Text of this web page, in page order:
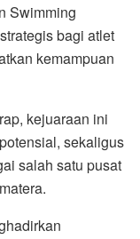
Swimming
bagi atlet
kemampuan
kejuaraan ini
sekaligus
salah satu pusat